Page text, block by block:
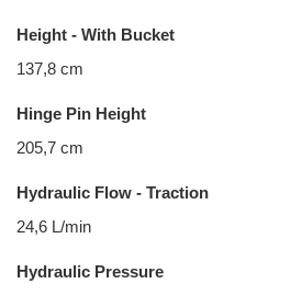
Height - With Bucket
137,8 cm
Hinge Pin Height
205,7 cm
Hydraulic Flow - Traction
24,6 L/min
Hydraulic Pressure